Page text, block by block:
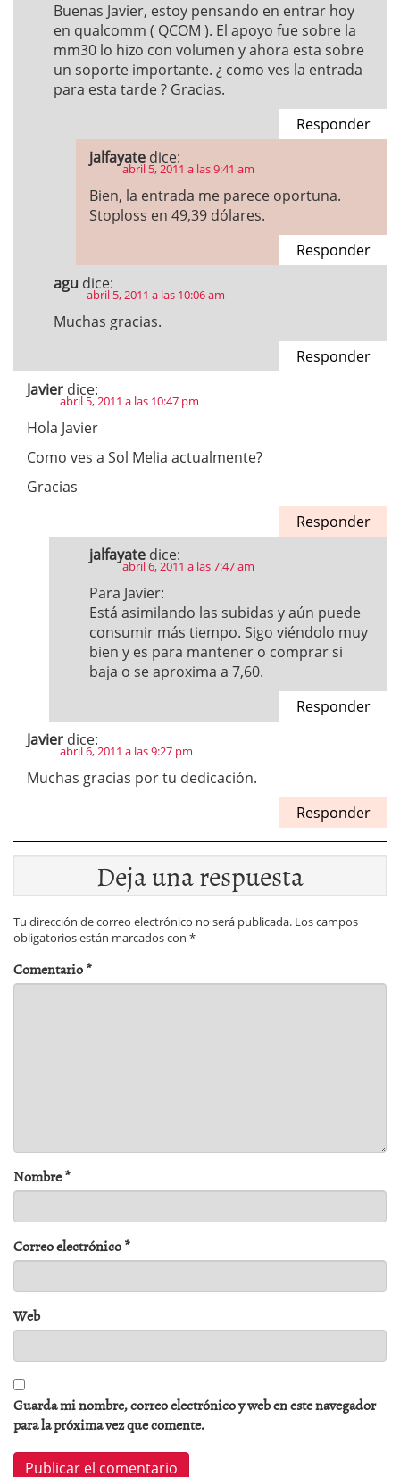
Buenas Javier, estoy pensando en entrar hoy
en qualcomm ( QCOM ). El apoyo fue sobre la
mm30 lo hizo con volumen y ahora esta sobre
un soporte importante. ¿ como ves la entrada
para esta tarde ? Gracias.
Responder
jalfayate dice:
abril 5, 2011 a las 9:41 am
Bien, la entrada me parece oportuna.
Stoploss en 49,39 dólares.
Responder
agu dice:
abril 5, 2011 a las 10:06 am
Muchas gracias.
Responder
Javier dice:
abril 5, 2011 a las 10:47 pm
Hola Javier
Como ves a Sol Melia actualmente?
Gracias
Responder
jalfayate dice:
abril 6, 2011 a las 7:47 am
Para Javier:
Está asimilando las subidas y aún puede
consumir más tiempo. Sigo viéndolo muy
bien y es para mantener o comprar si
baja o se aproxima a 7,60.
Responder
Javier dice:
abril 6, 2011 a las 9:27 pm
Muchas gracias por tu dedicación.
Responder
Deja una respuesta
Tu dirección de correo electrónico no será publicada. Los campos
obligatorios están marcados con *
Comentario*
Nombre*
Correo electrónico*
Web
Guarda mi nombre, correo electrónico y web en este navegador
para la próxima vez que comente.